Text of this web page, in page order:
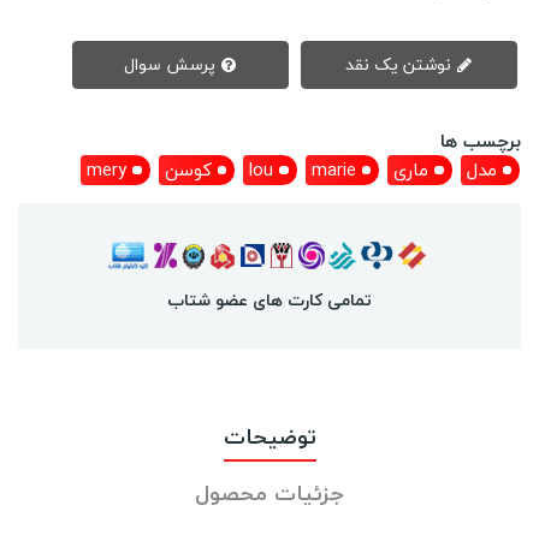
برچسب ها
مدل
ماری marie
lou کوسن mery
تمامی کارت های عضو شتاب
توضیحات
جزئیات محصول